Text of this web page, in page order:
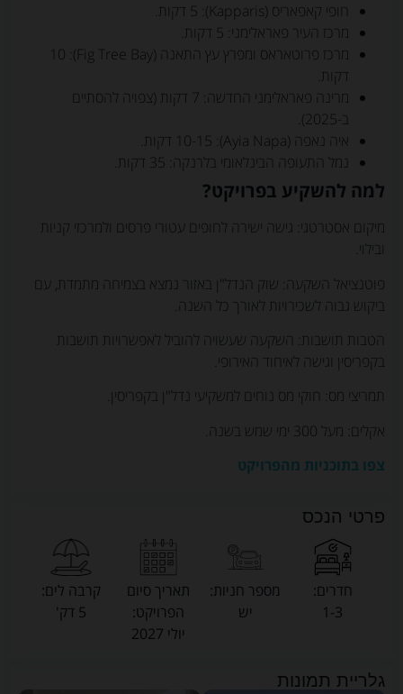
חופי קאפאריס (Kapparis): 5 דקות.
מרכז העיר פאראלימני: 5 דקות.
מרכז פרוטאראס ומפרץ עץ התאנה (Fig Tree Bay): 10
דקות.
מרינה פאראלימני החדשה: 7 דקות (צפויה להסתיים
ב-2025).
איה נאפה (Ayia Napa): 10-15 דקות.
נמל התעופה הבינלאומי בלרנקה: 35 דקות.
למה להשקיע בפרויקט?
מיקום אסטרטגי: גישה ישירה לחופים עטורי פרסים ולמרכזי קניות
ובילוי.
פוטנציאל השקעה: שוק הנדל"ן באזור נמצא בצמיחה מתמדת, עם
ביקוש גבוה לשכירויות לאורך כל השנה.
הטבות תושבות: השקעה שעשויה להוביל לאפשרויות תושבות
בקפריסין וגישה לאיחוד האירופי.
תמריצי מס: חוקי מס נוחים למשקיעי נדל"ן בקפריסין.
אקלים: מעל 300 ימי שמש בשנה.
צפו בתוכניות מהפרויקט
פרטי הנכס
חדרים:
1-3
מספר חניות:
יש
תאריך סיום
הפרויקט:
יולי 2027
קרבה לים:
5 דק'
גלריית תמונות